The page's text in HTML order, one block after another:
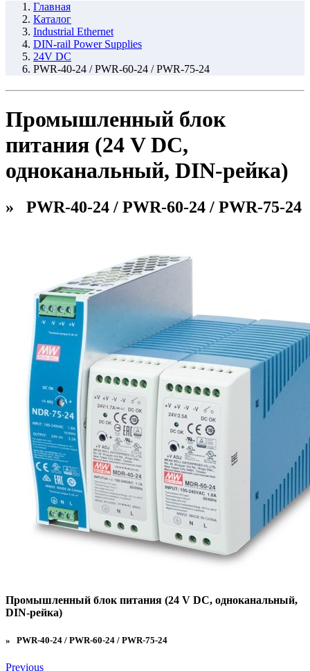
Главная
Каталог
Industrial Ethernet
DIN-rail Power Supplies
24V DC
PWR-40-24 / PWR-60-24 / PWR-75-24
Промышленный блок
питания (24 V DC,
одноканальный, DIN-рейка)
» PWR-40-24 / PWR-60-24 / PWR-75-24
Промышленный блок питания (24 V DC, одноканальный,
DIN-рейка)
» PWR-40-24 / PWR-60-24 / PWR-75-24
Previous